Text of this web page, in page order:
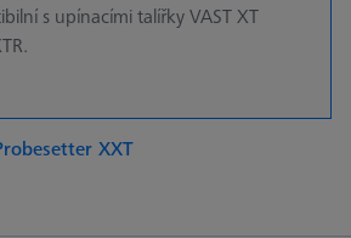
s upínacími talířky VAST XT
XXT